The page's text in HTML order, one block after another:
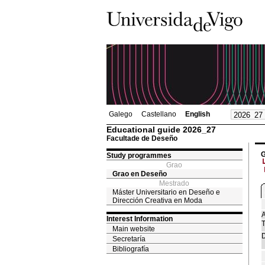
Galego Castellano English
Educational guide 2026_27
Facultade de Deseño
Study programmes
Grao
Grao en Deseño
Mestrado
Máster Universitario en Deseño e
Dirección Creativa en Moda
Interest Information
Main website
Secretaría
Bibliografía